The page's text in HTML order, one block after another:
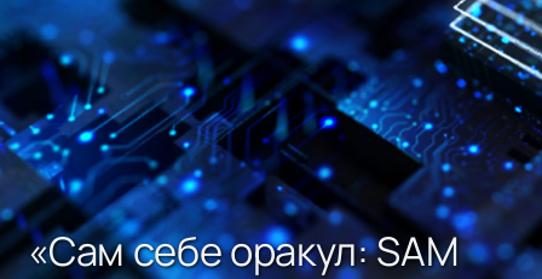
«Сам себе оракул: SAM